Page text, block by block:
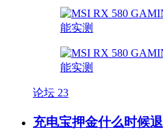
论坛 23
充电宝押金什么时候退